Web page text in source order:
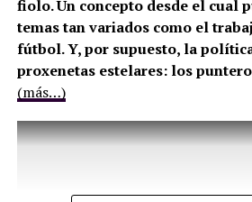
fiolo. Un concepto desde el cual
temas tan variados como el
fútbol. Y, por supuesto, la
proxenetas estelares: los
(más…)